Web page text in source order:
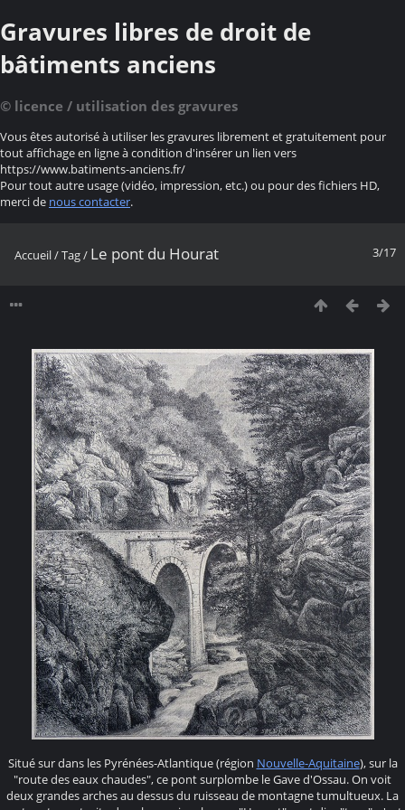
Gravures libres de droit de
bâtiments anciens
© licence / utilisation des gravures
Vous êtes autorisé à utiliser les gravures librement et gratuitement pour
tout affichage en ligne à condition d'insérer un lien vers
https://www.batiments-anciens.fr/
Pour tout autre usage (vidéo, impression, etc.) ou pour des fichiers HD,
merci de nous contacter.
3/17
Accueil/Tag/ Le pont du Hourat
Situé sur dans les Pyrénées-Atlantique (région Nouvelle-Aquitaine), sur la
"route des eaux chaudes", ce pont surplombe le Gave d'Ossau. On voit
deux grandes arches au dessus du ruisseau de montagne tumultueux. La